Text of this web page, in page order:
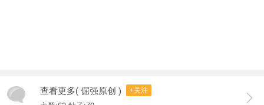
查看更多( 倔强原创 ) +关注